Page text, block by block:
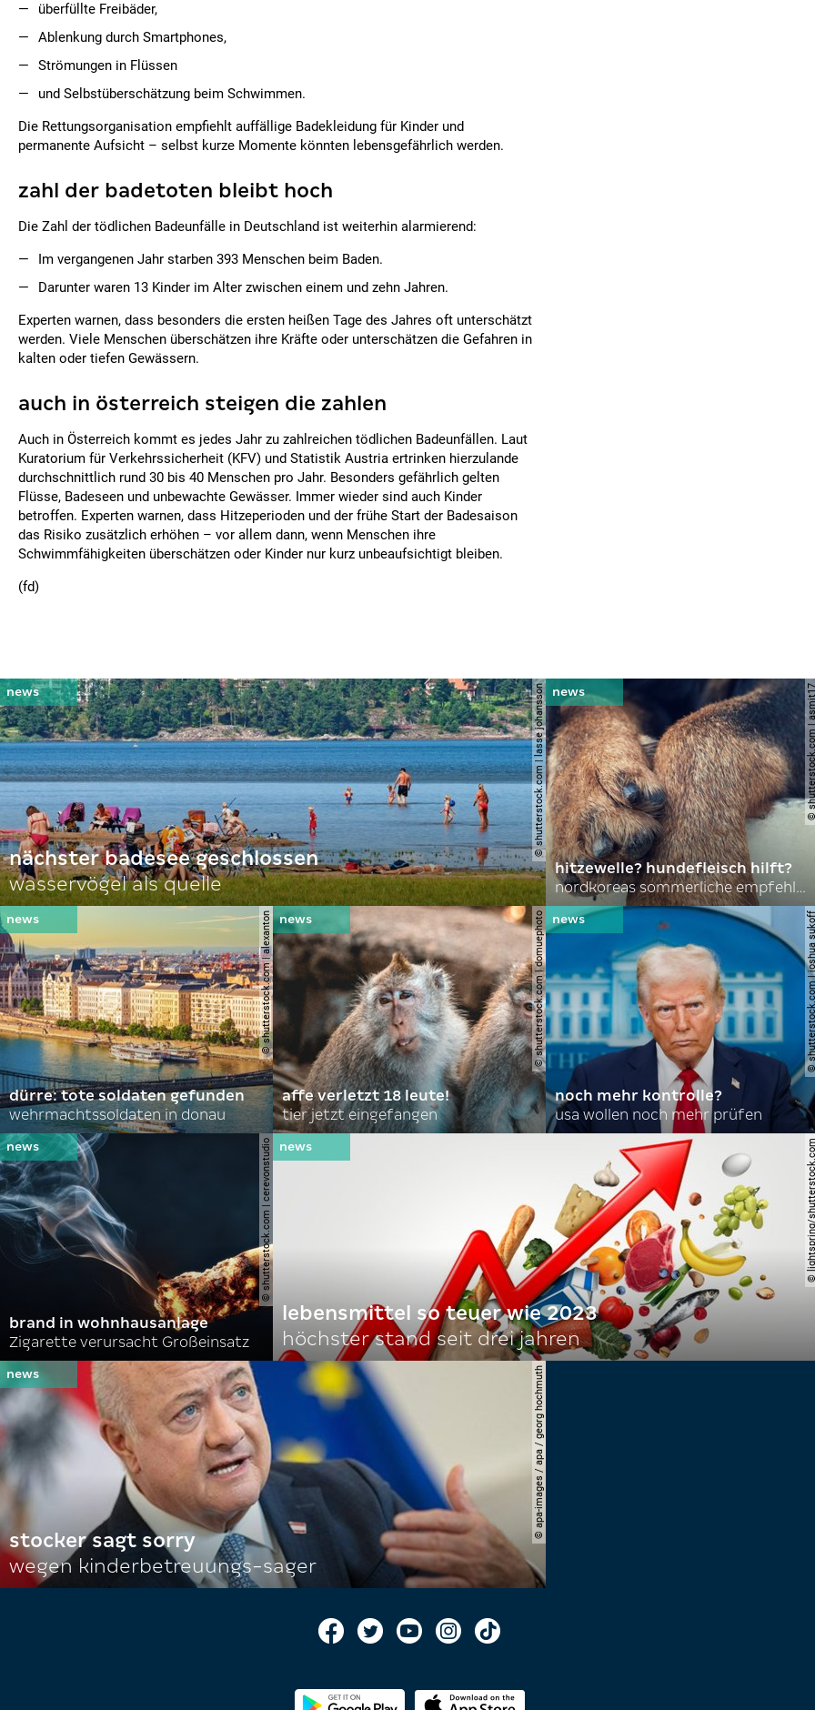
überfüllte Freibäder,
Ablenkung durch Smartphones,
Strömungen in Flüssen
und Selbstüberschätzung beim Schwimmen.
Die Rettungsorganisation empfiehlt auffällige Badekleidung für Kinder und
permanente Aufsicht – selbst kurze Momente könnten lebensgefährlich werden.
zahl der badetoten bleibt hoch
Die Zahl der tödlichen Badeunfälle in Deutschland ist weiterhin alarmierend:
Im vergangenen Jahr starben 393 Menschen beim Baden.
Darunter waren 13 Kinder im Alter zwischen einem und zehn Jahren.
Experten warnen, dass besonders die ersten heißen Tage des Jahres oft unterschätzt
werden. Viele Menschen überschätzen ihre Kräfte oder unterschätzen die Gefahren in
kalten oder tiefen Gewässern.
auch in österreich steigen die zahlen
Auch in Österreich kommt es jedes Jahr zu zahlreichen tödlichen Badeunfällen. Laut
Kuratorium für Verkehrssicherheit (KFV) und Statistik Austria ertrinken hierzulande
durchschnittlich rund 30 bis 40 Menschen pro Jahr. Besonders gefährlich gelten
Flüsse, Badeseen und unbewachte Gewässer. Immer wieder sind auch Kinder
betroffen. Experten warnen, dass Hitzeperioden und der frühe Start der Badesaison
das Risiko zusätzlich erhöhen – vor allem dann, wenn Menschen ihre
Schwimmfähigkeiten überschätzen oder Kinder nur kurz unbeaufsichtigt bleiben.
(fd)
© shutterstock.com | lasse johansson
nächster badesee geschlossen
wasservögel als quelle
©
hitzewelle? hundefleisch hilft?
nordkoreas sommerliche empfehlungen
© shutterstock.com | alexanton
dürre: tote soldaten gefunden
wehrmachtssoldaten in donau
© shutterstock.com | domuephoto
affe verletzt 18 leute!
tier jetzt eingefangen
©
noch mehr kontrolle?
usa wollen noch mehr prüfen
© shutterstock.com | cerevonstudio
brand in wohnhausanlage
Zigarette verursacht Großeinsatz
© lightspring/
lebensmittel so teuer wie 2023
höchster stand seit drei jahren
© apa-images / apa / georg hochmuth
stocker sagt sorry
wegen kinderbetreuungs-sager